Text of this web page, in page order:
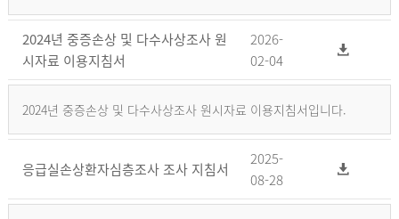
2024년 중증손상 및 다수사상조사 원
시자료 이용지침서
2026-
02-04
2024년 중증손상 및 다수사상조사 원시자료 이용지침서입니다.
응급실손상환자심층조사 조사 지침서
2025-
08-28